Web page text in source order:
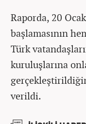
Raporda, 20
başlamasının
Türk
kuruluşlarına
verildi.